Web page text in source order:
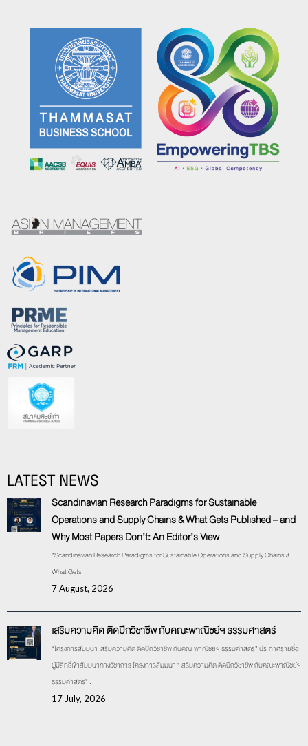
LATEST NEWS
Scandinavian Research Paradigms for Sustainable
Operations and Supply Chains & What Gets Published – and
Why Most Papers Don’t: An Editor’s View
“Scandinavian Research Paradigms for Sustainable Operations and Supply Chains &
What Gets
7 August, 2026
เสริมความคิด ติดปีกวิชาชีพ กับคณะพาณิชย์ฯ ธรรมศาสตร์
“โครงการสัมมนา เสริมความคิด ติดปีกวิชาชีพ กับคณะพาณิชย์ฯ ธรรมศาสตร์” ประกาศรายชื่อ
ผู้มีสิทธิ์เข้าสัมมนาทางวิชาการ โครงการสัมมนา “เสริมความคิด ติดปีกวิชาชีพ กับคณะพาณิชย์ฯ
ธรรมศาสตร์” .
17 July, 2026